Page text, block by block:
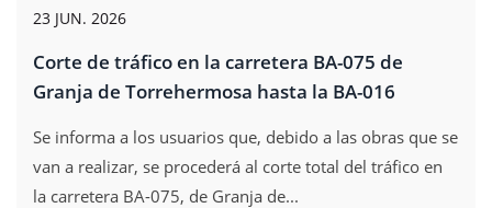
23 JUN. 2026
Corte de tráfico en la carretera BA-075 de
Granja de Torrehermosa hasta la BA-016
Se informa a los usuarios que, debido a las obras que se
van a realizar, se procederá al corte total del tráfico en
la carretera BA-075, de Granja de...